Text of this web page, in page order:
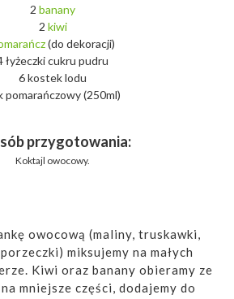
2 banany
2 kiwi
(do dekoracji)
łyżeczki cukru pudru
6 kostek lodu
pomarańczowy (250ml)
przygotowania:
Koktajl owocowy.
owocową (maliny, truskawki,
miksujemy na małych
Kiwi oraz banany obieramy ze
mniejsze części, dodajemy do